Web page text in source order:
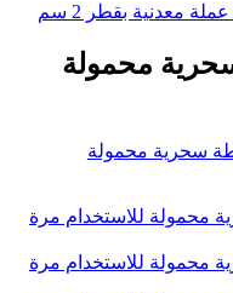
بقطر 2 سم
محمولة